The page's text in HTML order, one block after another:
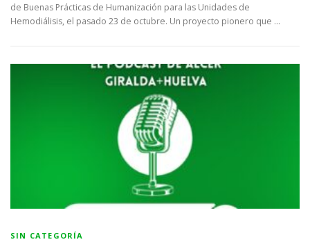
de Buenas Prácticas de Humanización para las Unidades de
Hemodiálisis, el pasado 23 de octubre. Un proyecto pionero que …
SIN CATEGORÍA